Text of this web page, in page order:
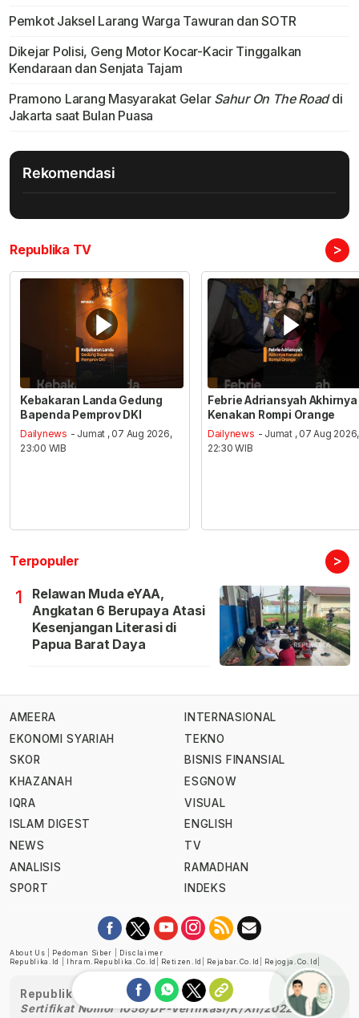
Pemkot Jaksel Larang Warga Tawuran dan SOTR
Dikejar Polisi, Geng Motor Kocar-Kacir Tinggalkan
Kendaraan dan Senjata Tajam
Pramono Larang Masyarakat Gelar Sahur On The Roaddi
Jakarta saat Bulan Puasa
Rekomendasi
Republika TV >
Kebakaran Landa Gedung
Bapenda Pemprov DKI
Dailynews - Jumat , 07 Aug 2026,
23:00 WIB
Febrie Adriansyah Akhirnya
Kenakan Rompi Orange
Dailynews - Jumat , 07 Aug 2026,
22:30 WIB
Terpopuler >
1
Relawan Muda eYAA,
Angkatan 6 Berupaya Atasi
Kesenjangan Literasi di
Papua Barat Daya
AMEERA
EKONOMI SYARIAH
SKOR
KHAZANAH
IQRA
ISLAM DIGEST
NEWS
ANALISIS
SPORT
INTERNASIONAL
TEKNO
BISNIS FINANSIAL
ESGNOW
VISUAL
ENGLISH
TV
RAMADHAN
INDEKS
About Us Pedoman Siber
Disclaimer
Republika.id
Ihram.republika.co.id Retizen.id Rejabar.co.id Rejogja.co.id
Republika telah diverifikasi oleh Dewan Pers
Sertifikat Nomor 1058/DP-Verifikasi/K/XII/2022